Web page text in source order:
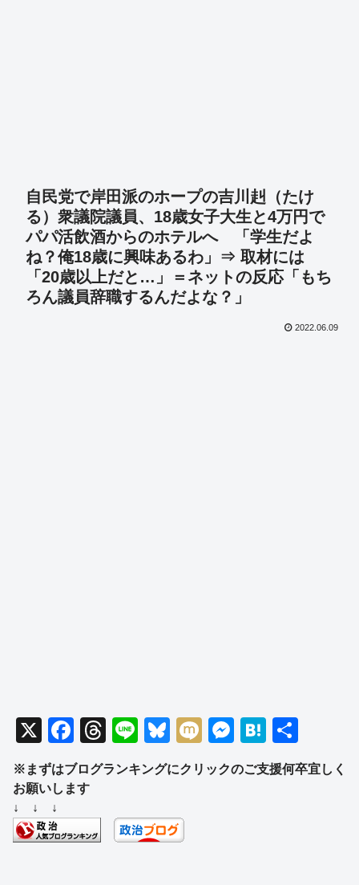
自民党で岸田派のホープの吉川赳（たけ
る）衆議院議員、18歳女子大生と4万円で
パパ活飲酒からのホテルへ 「学生だよ
ね？俺18歳に興味あるわ」⇒ 取材には
「20歳以上だと…」＝ネットの反応「もち
ろん議員辞職するんだよな？」
2022.06.09
X
F
a
c
b
T
hr
e
d
Li
n
e
Bl
e
y
M
ixi
M
ss
H
at
e
有
※まずはブログランキングにクリックのご支援何卒宜しく
お願いします
↓ ↓ ↓